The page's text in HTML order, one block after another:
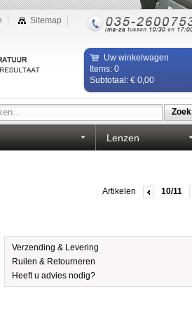
Sitemap
Uw winkelwagen
Items: 0
Subtotaal: € 0,00
Zoek
Lenzen
Artikelen 10/11
Verzending & Levering
Ruilen & Retourneren
Heeft u advies nodig?